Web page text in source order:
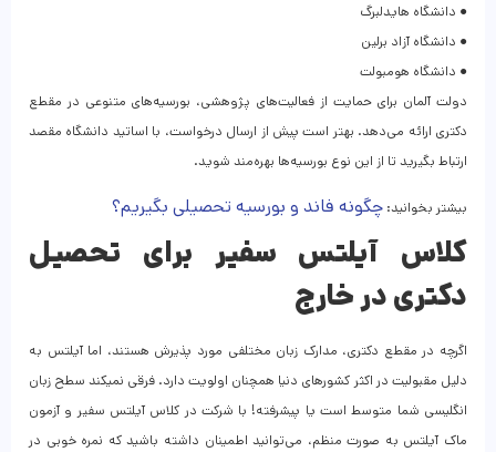
● دانشگاه هایدلبرگ
● دانشگاه آزاد برلین
● دانشگاه هومبولت
دولت آلمان برای حمایت از فعالیت‌های پژوهشی، بورسیه‌های متنوعی در مقطع
دکتری ارائه می‌دهد. بهتر است پیش از ارسال درخواست، با اساتید دانشگاه مقصد
ارتباط بگیرید تا از این نوع بورسیه‌ها بهره‌مند شوید.
بیشتر بخوانید: چگونه فاند و بورسیه تحصیلی بگیریم؟
کلاس آیلتس سفیر برای تحصیل
دکتری در خارج
اگرچه در مقطع دکتری، مدارک زبان مختلفی مورد پذیرش هستند، اما آیلتس به
دلیل مقبولیت در اکثر کشورهای دنیا همچنان اولویت دارد. فرقی نمیکند سطح زبان
انگلیسی شما متوسط است یا پیشرفته! با شرکت در کلاس آیلتس سفیر و آزمون
ماک آیلتس به صورت منظم، می‌توانید اطمینان داشته باشید که نمره خوبی در